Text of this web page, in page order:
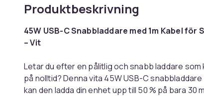
Produktbeskrivning
45W USB-C Snabbladdare med 1m Kabel
– Vit
Letar du efter en pålitlig och snabb laddare
på nolltid? Denna vita 45W USB-C
kan den ladda din enhet upp till 50 % på bara